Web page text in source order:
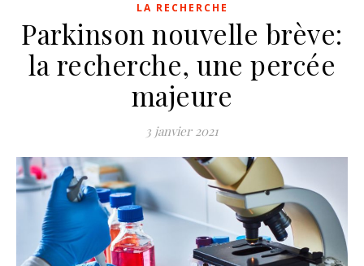
LA RECHERCHE
Parkinson nouvelle brève:
la recherche, une percée
majeure
3 janvier 2021